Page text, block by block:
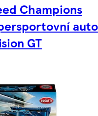
Champions
auto
GT